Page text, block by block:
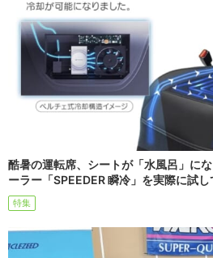
酷暑の運転席、シートが「水風呂」に
ーラー「SPEEDER 瞬冷」を実際に試し
特集